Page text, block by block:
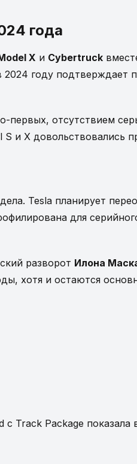
года
X и Cybertruck
2024 году подтверждает
первых, отсутствием
S и X
Tesla планирует
для
разворот Илона
хотя и остаются
с Track Package показала